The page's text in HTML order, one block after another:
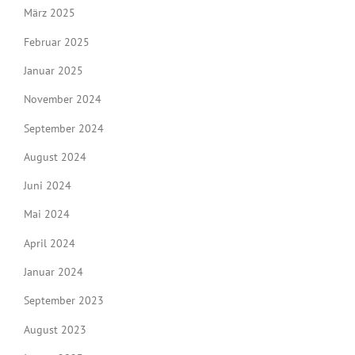
März 2025
Februar 2025
Januar 2025
November 2024
September 2024
August 2024
Juni 2024
Mai 2024
April 2024
Januar 2024
September 2023
August 2023